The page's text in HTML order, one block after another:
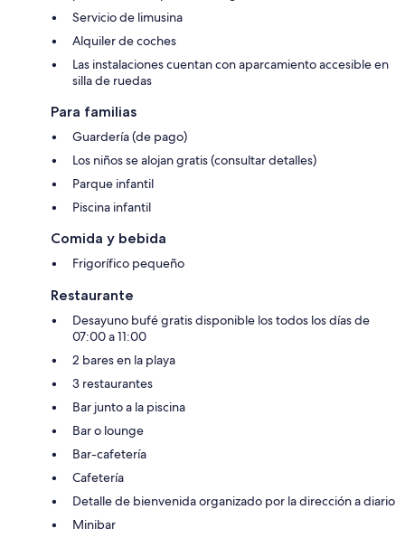
Servicio de limusina
Alquiler de coches
Las instalaciones cuentan con aparcamiento accesible en
silla de ruedas
Para familias
Guardería (de pago)
Los niños se alojan gratis (consultar detalles)
Parque infantil
Piscina infantil
Comida y bebida
Frigorífico pequeño
Restaurante
Desayuno bufé gratis disponible los todos los días de
07:00 a 11:00
2 bares en la playa
3 restaurantes
Bar junto a la piscina
Bar o lounge
Bar-cafetería
Cafetería
Detalle de bienvenida organizado por la dirección a diario
Minibar